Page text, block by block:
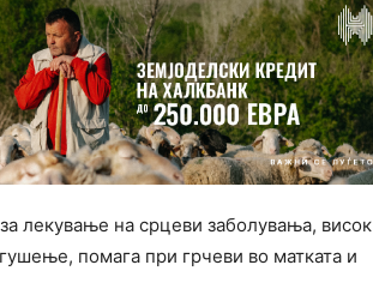
лекување на срцеви заболувања, висок
помага при грчеви во матката и